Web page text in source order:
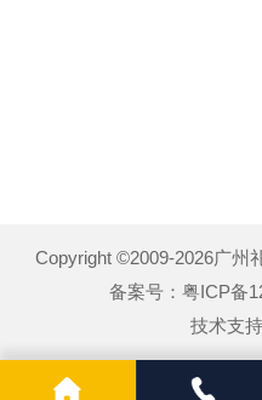
Copyright ©2009-2026广州
备案号： 粤ICP备
技术支持